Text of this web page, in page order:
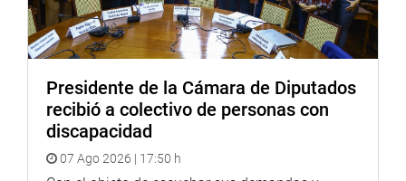
Presidente de la Cámara de Diputados
recibió a colectivo de personas con
discapacidad
07 Ago 2026 | 17:50 h